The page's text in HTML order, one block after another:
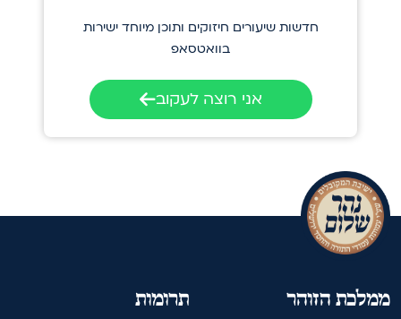
חדשות שיעורים חיזוקים ותוכן מיוחד ישירות
בוואטסאפ
אני רוצה לעקוב
תרומות ממלכת הזוהר